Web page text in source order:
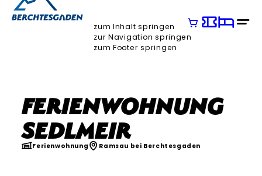
zum Inhalt springen
zur Navigation springen
zum Footer springen
Ferienwohnung
Sedlmeir
Ferienwohnung Ramsau bei Berchtesgaden